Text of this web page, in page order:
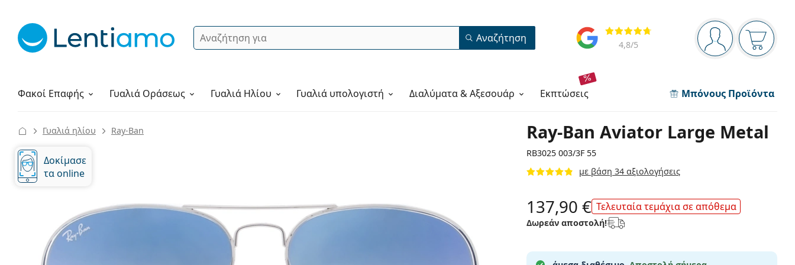
Πίνακας πλοήγησης
Είστε
Το
Αξιολογήσεις
4,8/5
Αναζήτηση Αναζήτηση
Φακοί Επαφής
Υγρά φακών ΓυαλιάΟράσεως Γυαλιά Ηλίου Γυαλιά υπολογιστή Διαλύματα & Αξεσουάρ εκπτώσεις Μπόνους Προϊόντα
Πώς να παραγγείλετε
Ray-Ban Aviator Large Metal
RB3025 003/3F 55
με βάση 34 αξιολογήσεις
Γυαλιά ηλίου Ray-Ban
Δοκίμασε
τα online
137,90 € Τελευταία τεμάχια σε απόθεμα
Δωρεάν αποστολή!